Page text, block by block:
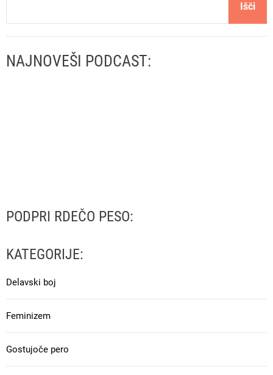
Išči
NAJNOVEŠI PODCAST:
PODPRI RDEČO PESO:
KATEGORIJE:
Delavski boj
Feminizem
Gostujoče pero